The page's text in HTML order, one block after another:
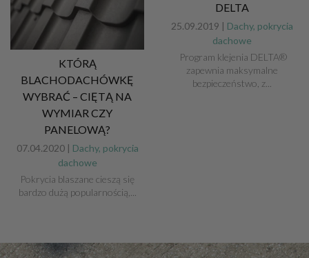
KTÓRĄ
BLACHODACHÓWKĘ
WYBRAĆ – CIĘTĄ NA
WYMIAR CZY
PANELOWĄ?
07.04.2020 | Dachy, pokrycia
dachowe
Pokrycia blaszane cieszą się
bardzo dużą popularnością,...
DELTA
25.09.2019 | Dachy, pokrycia
dachowe
Program klejenia DELTA®
zapewnia maksymalne
bezpieczeństwo, z...